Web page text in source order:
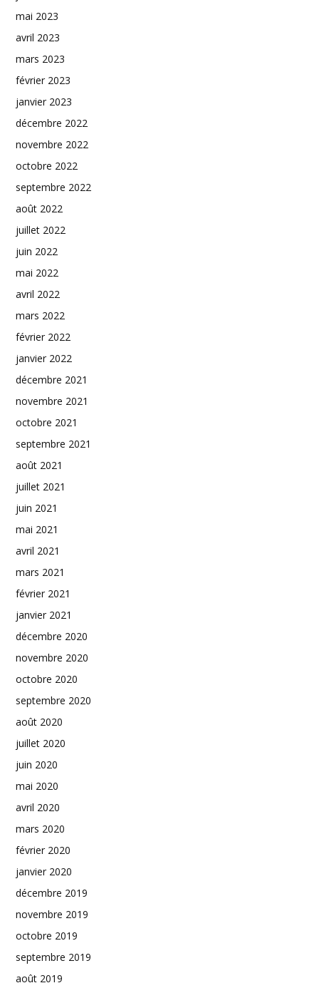
mai 2023
avril 2023
mars 2023
février 2023
janvier 2023
décembre 2022
novembre 2022
octobre 2022
septembre 2022
août 2022
juillet 2022
juin 2022
mai 2022
avril 2022
mars 2022
février 2022
janvier 2022
décembre 2021
novembre 2021
octobre 2021
septembre 2021
août 2021
juillet 2021
juin 2021
mai 2021
avril 2021
mars 2021
février 2021
janvier 2021
décembre 2020
novembre 2020
octobre 2020
septembre 2020
août 2020
juillet 2020
juin 2020
mai 2020
avril 2020
mars 2020
février 2020
janvier 2020
décembre 2019
novembre 2019
octobre 2019
septembre 2019
août 2019